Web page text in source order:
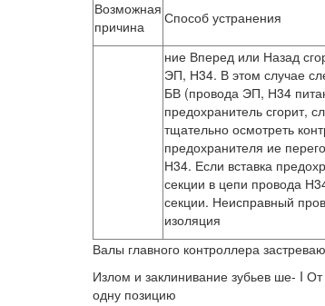
Возможная
причина
Способ устранения
ние Вперед или Назад
ЭП, Н34. В этом случае
БВ (провода ЭП, Н34
предохранитель сгорит,
тщательно осмотреть
предохранителя ие
Н34. Если вставка
секции в цепи провода
секции. Неисправный
изоляция
Валы главного контроллера
Излом и заклинивание зубьев ше- I
одну позицию